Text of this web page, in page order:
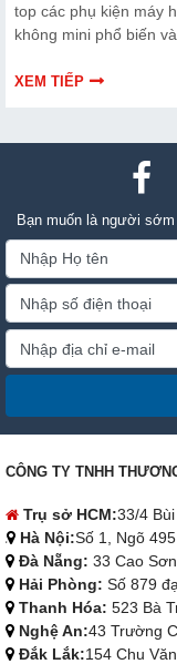
top các phụ kiện máy
không mini phổ biến và
chuẩn kỹ thuật ngay tại
XEM TIẾP
Bạn muốn là người
CÔNG TY TNHH
Trụ sở HCM:33/4
Hà Nội:Số 1, Ngõ
Đà Nẵng: 33 Cao
Hải Phòng: Số 879
Thanh Hóa: 523 Bà
Nghệ An:43 Trường
Đắk Lắk:154 Chu